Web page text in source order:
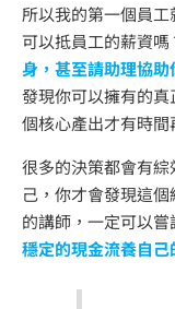
所以我的第一個員
可以抵員工的薪資
身，甚至請助理協
發現你可以擁有的
個核心產出才有時間
很多的決策都會有
己，你才會發現這
的講師，一定可以嘗
穩定的現金流養自己